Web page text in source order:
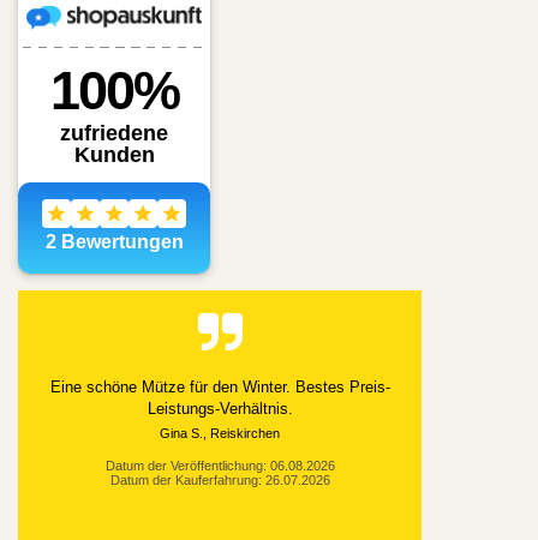
Alles gut geklappt
Datum der Kauferfahrung: 21.07.2026